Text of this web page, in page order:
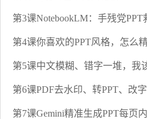
第3课NotebookLM：手残党PPT
第4课你喜欢的PPT风格，怎么
第5课中文模糊、错字一堆，我
第6课PDF去水印、转PPT、改
第7课Gemini精准生成PPT每页